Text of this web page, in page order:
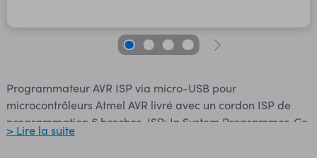
Programmateur AVR ISP via micro-USB pour
microcontrôleurs Atmel AVR livré avec un cordon ISP de
programmation 6 broches. ISP: In System Programmer. Ce
module permet l'émulation du programmateur Atmel AVR
> Lire la suite